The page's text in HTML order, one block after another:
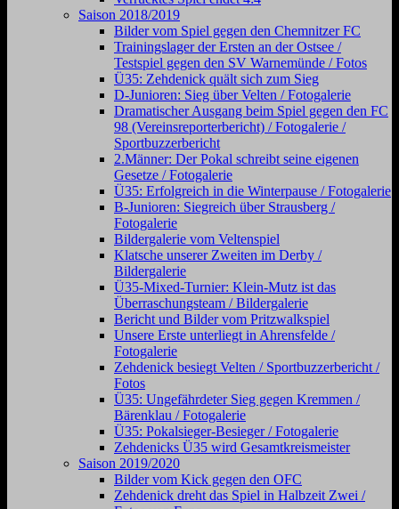
Saison 2018/2019
Bilder vom Spiel gegen den Chemnitzer FC
Trainingslager der Ersten an der Ostsee /
Testspiel gegen den SV Warnemünde / Fotos
Ü35: Zehdenick quält sich zum Sieg
D-Junioren: Sieg über Velten / Fotogalerie
Dramatischer Ausgang beim Spiel gegen den FC
98 (Vereinsreporterbericht) / Fotogalerie /
Sportbuzzerbericht
2.Männer: Der Pokal schreibt seine eigenen
Gesetze / Fotogalerie
Ü35: Erfolgreich in die Winterpause / Fotogalerie
B-Junioren: Siegreich über Strausberg /
Fotogalerie
Bildergalerie vom Veltenspiel
Klatsche unserer Zweiten im Derby /
Bildergalerie
Ü35-Mixed-Turnier: Klein-Mutz ist das
Überraschungsteam / Bildergalerie
Bericht und Bilder vom Pritzwalkspiel
Unsere Erste unterliegt in Ahrensfelde /
Fotogalerie
Zehdenick besiegt Velten / Sportbuzzerbericht /
Fotos
Ü35: Ungefährdeter Sieg gegen Kremmen /
Bärenklau / Fotogalerie
Ü35: Pokalsieger-Besieger / Fotogalerie
Zehdenicks Ü35 wird Gesamtkreismeister
Saison 2019/2020
Bilder vom Kick gegen den OFC
Zehdenick dreht das Spiel in Halbzeit Zwei /